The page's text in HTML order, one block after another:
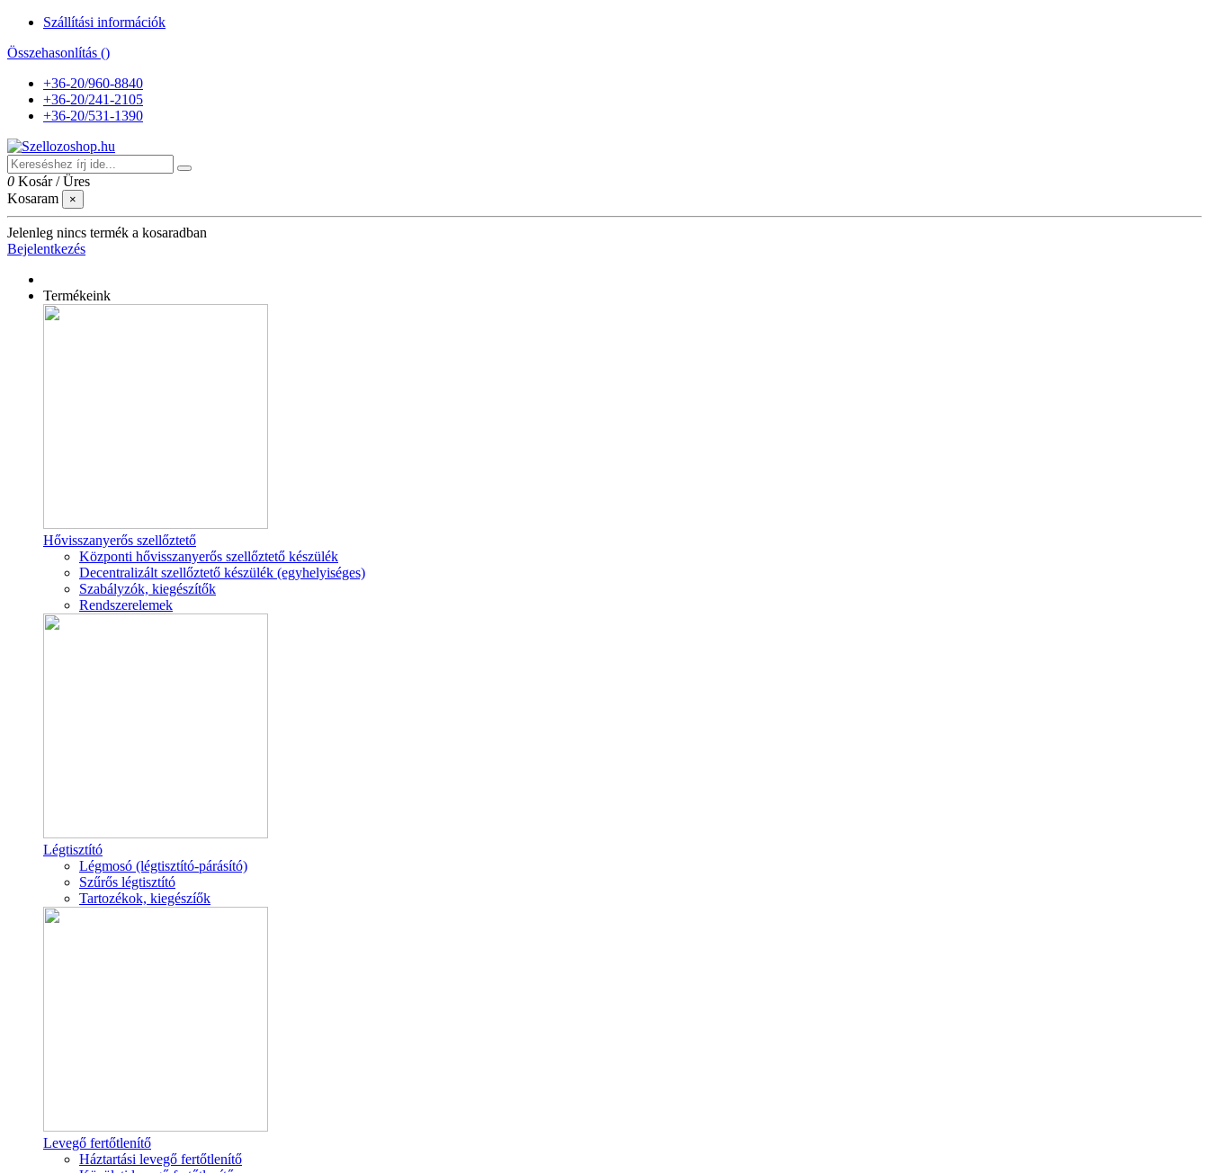
Szállítási információk
Összehasonlítás ()
+36-20/960-8840
+36-20/241-2105
+36-20/531-1390
0 Kosár /Üres
Kosaram
×
Jelenleg nincs termék a kosaradban
Bejelentkezés
Termékeink
Hővisszanyerős szellőztető
Központi hővisszanyerős szellőztető készülék
Decentralizált szellőztető készülék (egyhelyiséges)
Szabályzók, kiegészítők
Rendszerelemek
Légtisztító
Légmosó (légtisztító-párásító)
Szűrős légtisztító
Tartozékok, kiegészíők
Levegő fertőtlenítő
Háztartási levegő fertőtlenítő